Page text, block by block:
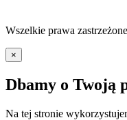
Wszelkie prawa
×
Dbamy o Twoją
Na tej stronie